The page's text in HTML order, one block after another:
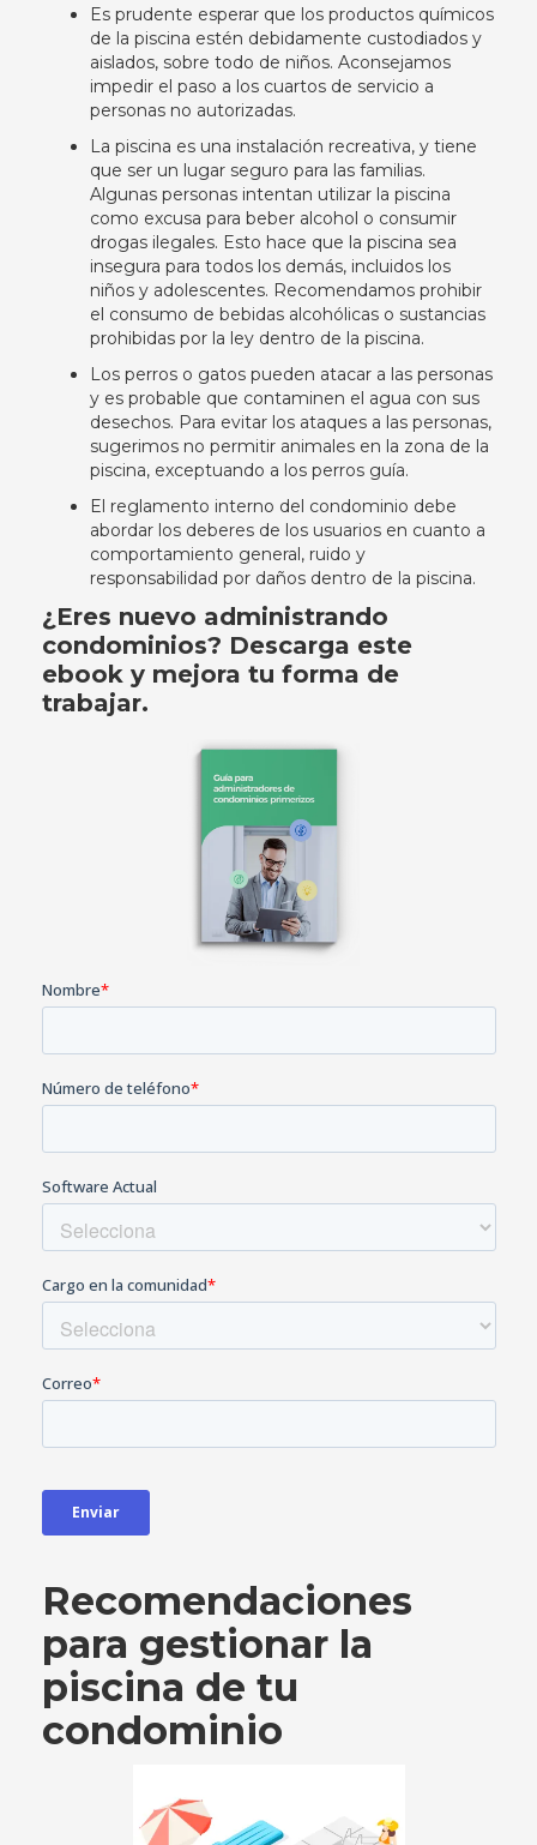
Es prudente esperar que los productos químicos
de la piscina estén debidamente custodiados y
aislados, sobre todo de niños. Aconsejamos
impedir el paso a los cuartos de servicio a
personas no autorizadas.
La piscina es una instalación recreativa, y tiene
que ser un lugar seguro para las familias.
Algunas personas intentan utilizar la piscina
como excusa para beber alcohol o consumir
drogas ilegales. Esto hace que la piscina sea
insegura para todos los demás, incluidos los
niños y adolescentes. Recomendamos prohibir
el consumo de bebidas alcohólicas o sustancias
prohibidas por la ley dentro de la piscina.
Los perros o gatos pueden atacar a las personas
y es probable que contaminen el agua con sus
desechos. Para evitar los ataques a las personas,
sugerimos no permitir animales en la zona de la
piscina, exceptuando a los perros guía.
El reglamento interno del condominio debe
abordar los deberes de los usuarios en cuanto a
comportamiento general, ruido y
responsabilidad por daños dentro de la piscina.
¿Eres nuevo administrando
condominios? Descarga este
ebook y mejora tu forma de
trabajar.
Recomendaciones
para gestionar la
piscina de tu
condominio